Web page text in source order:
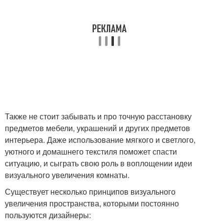
Также не стоит забывать и про точную расстановку
предметов мебели, украшений и других предметов
интерьера. Даже использование мягкого и светлого,
уютного и домашнего текстиля поможет спасти
ситуацию, и сыграть свою роль в воплощении идеи
визуального увеличения комнаты.
Существует несколько принципов визуального
увеличения пространства, которыми постоянно
пользуются дизайнеры: